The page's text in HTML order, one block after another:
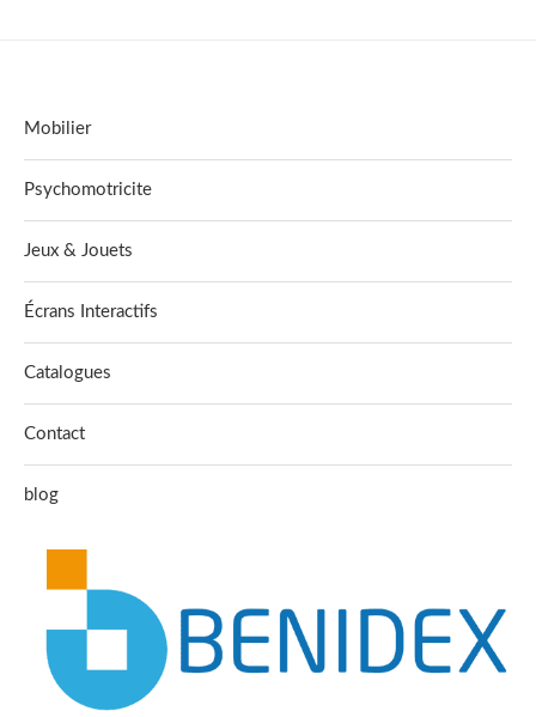
Mobilier
Psychomotricite
Jeux & Jouets
Écrans Interactifs
Catalogues
Contact
blog